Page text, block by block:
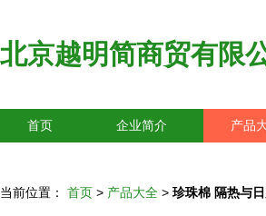
北京越明简商贸有限
首页 企业简介 产品
当前位置： 首页 > 产品大全 > 珍珠棉 隔热与